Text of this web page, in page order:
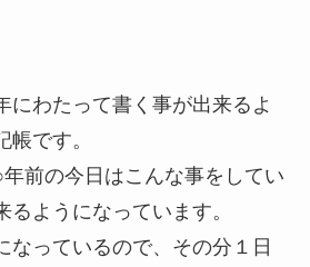
にわたって書く事が出来るよ
帳です。
前の今日はこんな事をしてい
るようになっています。
なっているので、その分１日